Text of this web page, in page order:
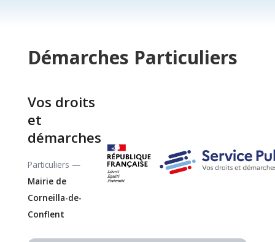
Démarches Particuliers
Vos droits
et
démarches
Particuliers —
Mairie de
Corneilla-de-
Conflent